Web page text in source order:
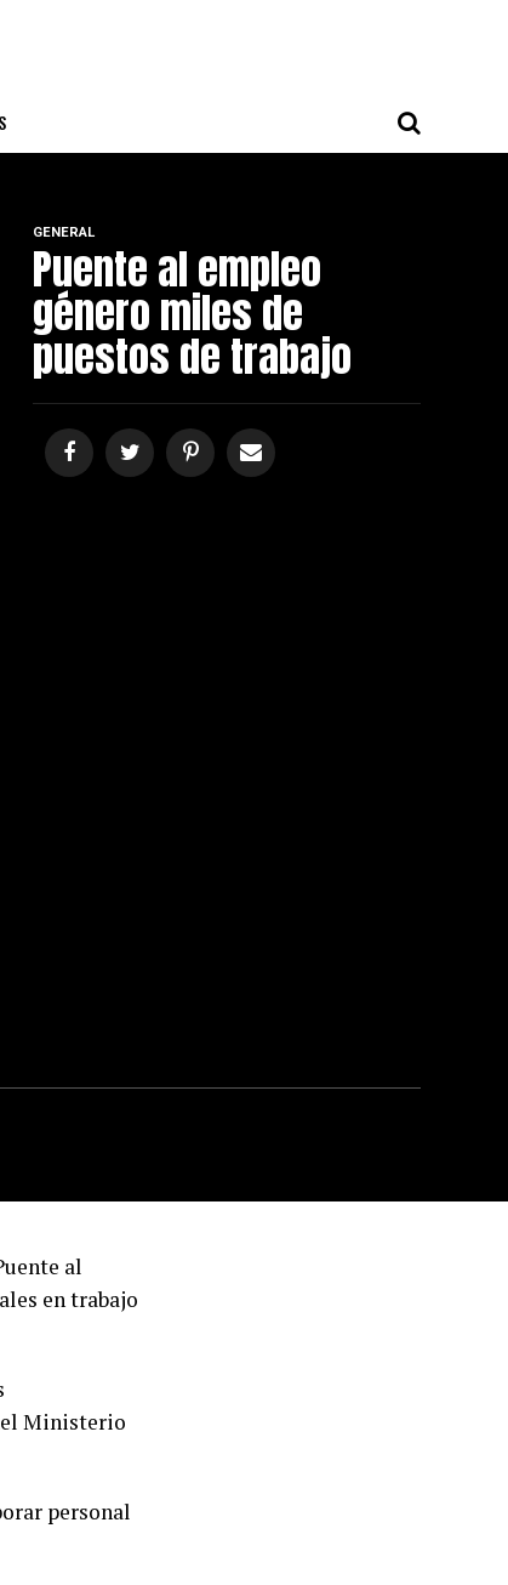
GENERAL
Puente al empleo
género miles de
puestos de trabajo
al
en trabajo
Ministerio
personal